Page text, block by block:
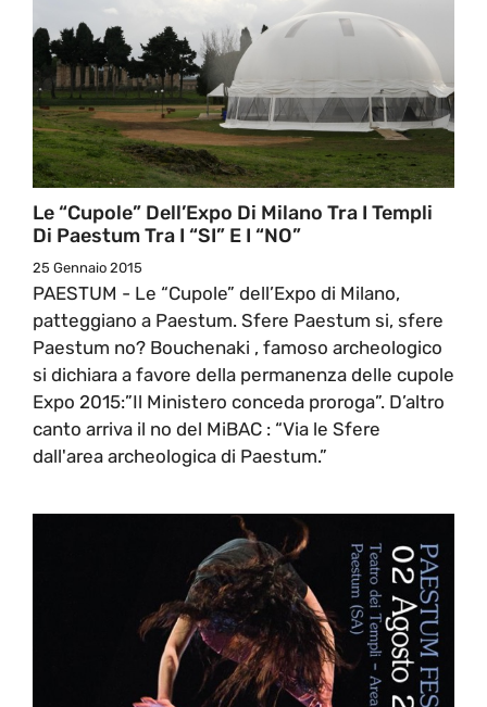
Le “Cupole” Dell’Expo Di Milano Tra I Templi
Di Paestum Tra I “SI” E I “NO”
25 Gennaio 2015
PAESTUM - Le “Cupole” dell’Expo di Milano,
patteggiano a Paestum. Sfere Paestum si, sfere
Paestum no? Bouchenaki , famoso archeologico
si dichiara a favore della permanenza delle cupole
Expo 2015:”Il Ministero conceda proroga”. D’altro
canto arriva il no del MiBAC : “Via le Sfere
dall'area archeologica di Paestum.”